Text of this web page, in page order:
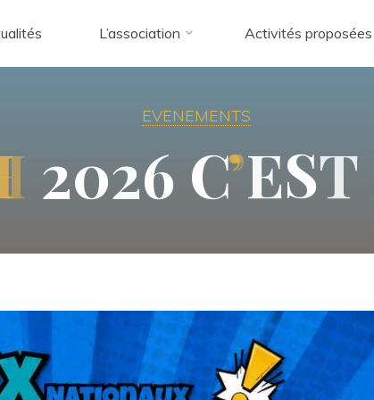
L’association Activités proposées
EVENEMENTS
2026 C’EST